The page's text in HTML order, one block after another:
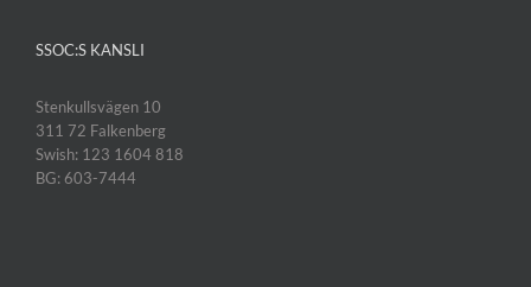
SSOC:S KANSLI
Stenkullsvägen 10
311 72 Falkenberg
Swish: 123 1604 818
BG: 603-7444